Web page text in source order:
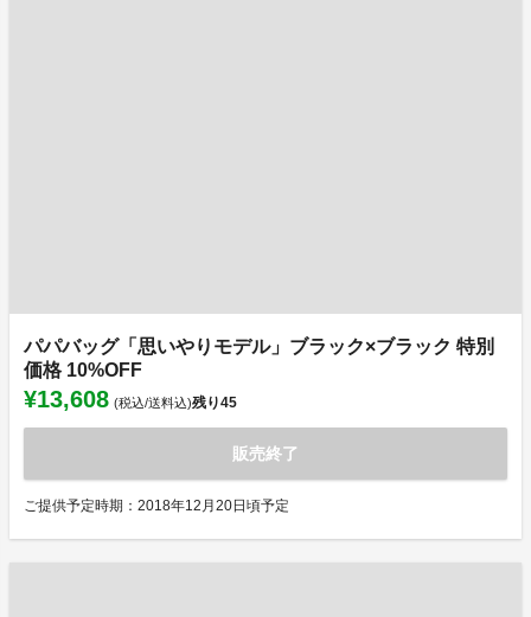
パパバッグ「思いやりモデル」ブラック×ブラック 特別
価格 10%OFF
¥13,608 (税込/送料込)残り45
販売終了
ご提供予定時期：2018年12月20日頃予定